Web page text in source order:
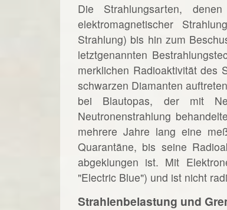
Die Strahlungsarten,
elektromagnetischer
Strahlung) bis hin zum
letztgenannten
merklichen Radioaktivität des
schwarzen Diamanten
bei Blautopas, der mit
Neutronenstrahlung
mehrere Jahre lang eine
Quarantäne, bis seine
abgeklungen ist. Mit
"Electric Blue") und ist nicht
Strahlenbelastung und